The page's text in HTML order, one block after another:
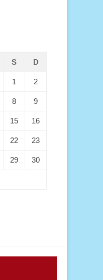
S D
1 2
8 9
15 16
22 23
29 30